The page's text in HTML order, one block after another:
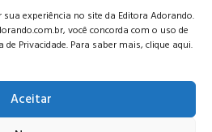
experiência no site da Editora Adorando.
você concorda com o uso de
Privacidade. Para saber mais, clique aqui.
Aceitar
1033 – 7º Andar - Portaria 04, Vila da
MG, CEP: 34006-065 - MG